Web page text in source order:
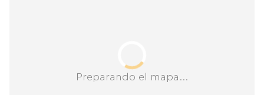
Preparando el mapa...